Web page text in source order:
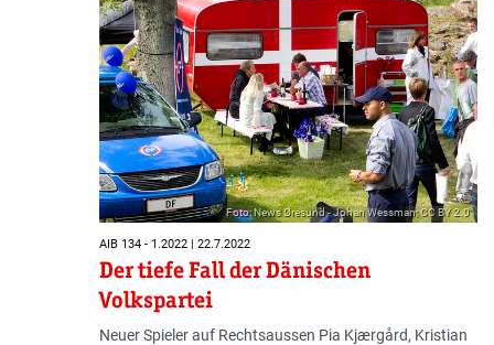
Foto: News Øresund - Johan Wessman; CC BY 2.0
AIB 134 - 1.2022 | 22.7.2022
Der tiefe Fall der Dänischen
Volkspartei
Neuer Spieler auf Rechtsaussen Pia Kjærgård, Kristian